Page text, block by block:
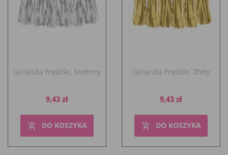
Girlanda Frędzle, Srebrny
Cena
9,43 zł
add_shopping_cart DO KOSZYKA
Girlanda Frędzle, Złoty
Cena
9,43 zł
add_shopping_cart DO KOSZYKA